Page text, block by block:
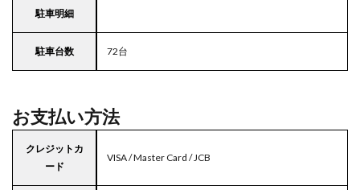
駐車明細
駐車台数 72台
お支払い方法
クレジットカ
ード
VISA / Master Card / JCB